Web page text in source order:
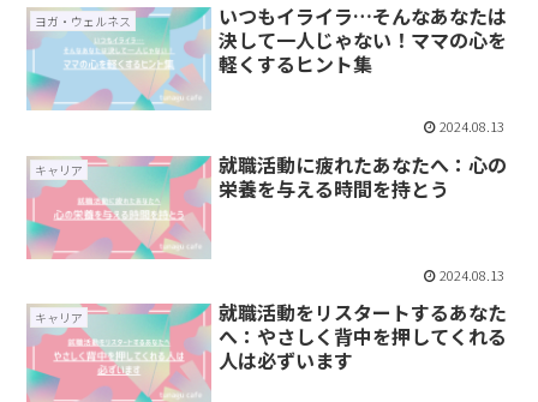
ヨガ・ウェルネス
いつもイライラ…そんなあなたは
決して一人じゃない！ママの心を
軽くするヒント集
2024.08.13
キャリア
就職活動に疲れたあなたへ：心の
栄養を与える時間を持とう
2024.08.13
キャリア
就職活動をリスタートするあなた
へ：やさしく背中を押してくれる
人は必ずいます